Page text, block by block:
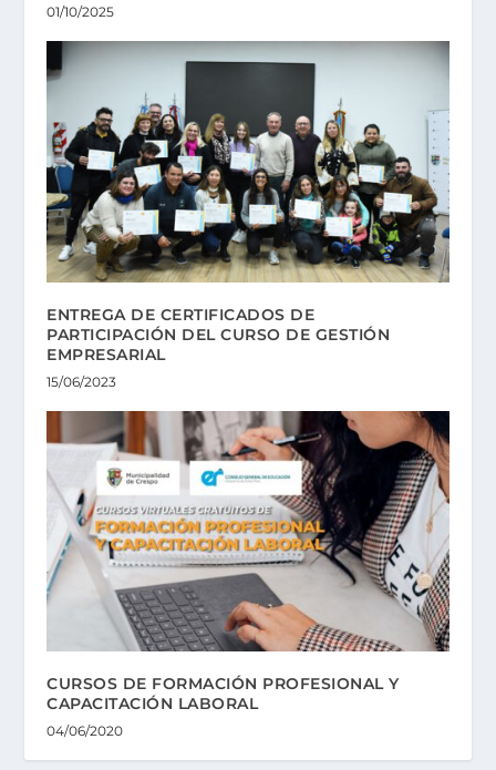
01/10/2025
ENTREGA DE CERTIFICADOS DE
PARTICIPACIÓN DEL CURSO DE GESTIÓN
EMPRESARIAL
15/06/2023
CURSOS DE FORMACIÓN PROFESIONAL Y
CAPACITACIÓN LABORAL
04/06/2020